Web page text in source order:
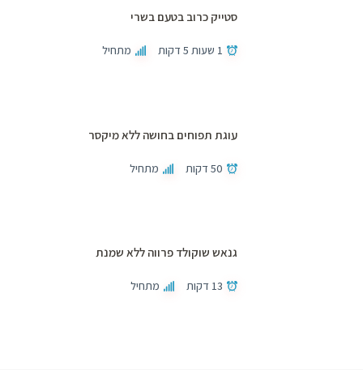
סטייק כרוב בטעם בשרי
1 שעות 5 דקות מתחיל
עוגת תפוחים בחושה ללא מיקסר
50 דקות מתחיל
גנאש שוקולד פרווה ללא שמנת
13 דקות מתחיל